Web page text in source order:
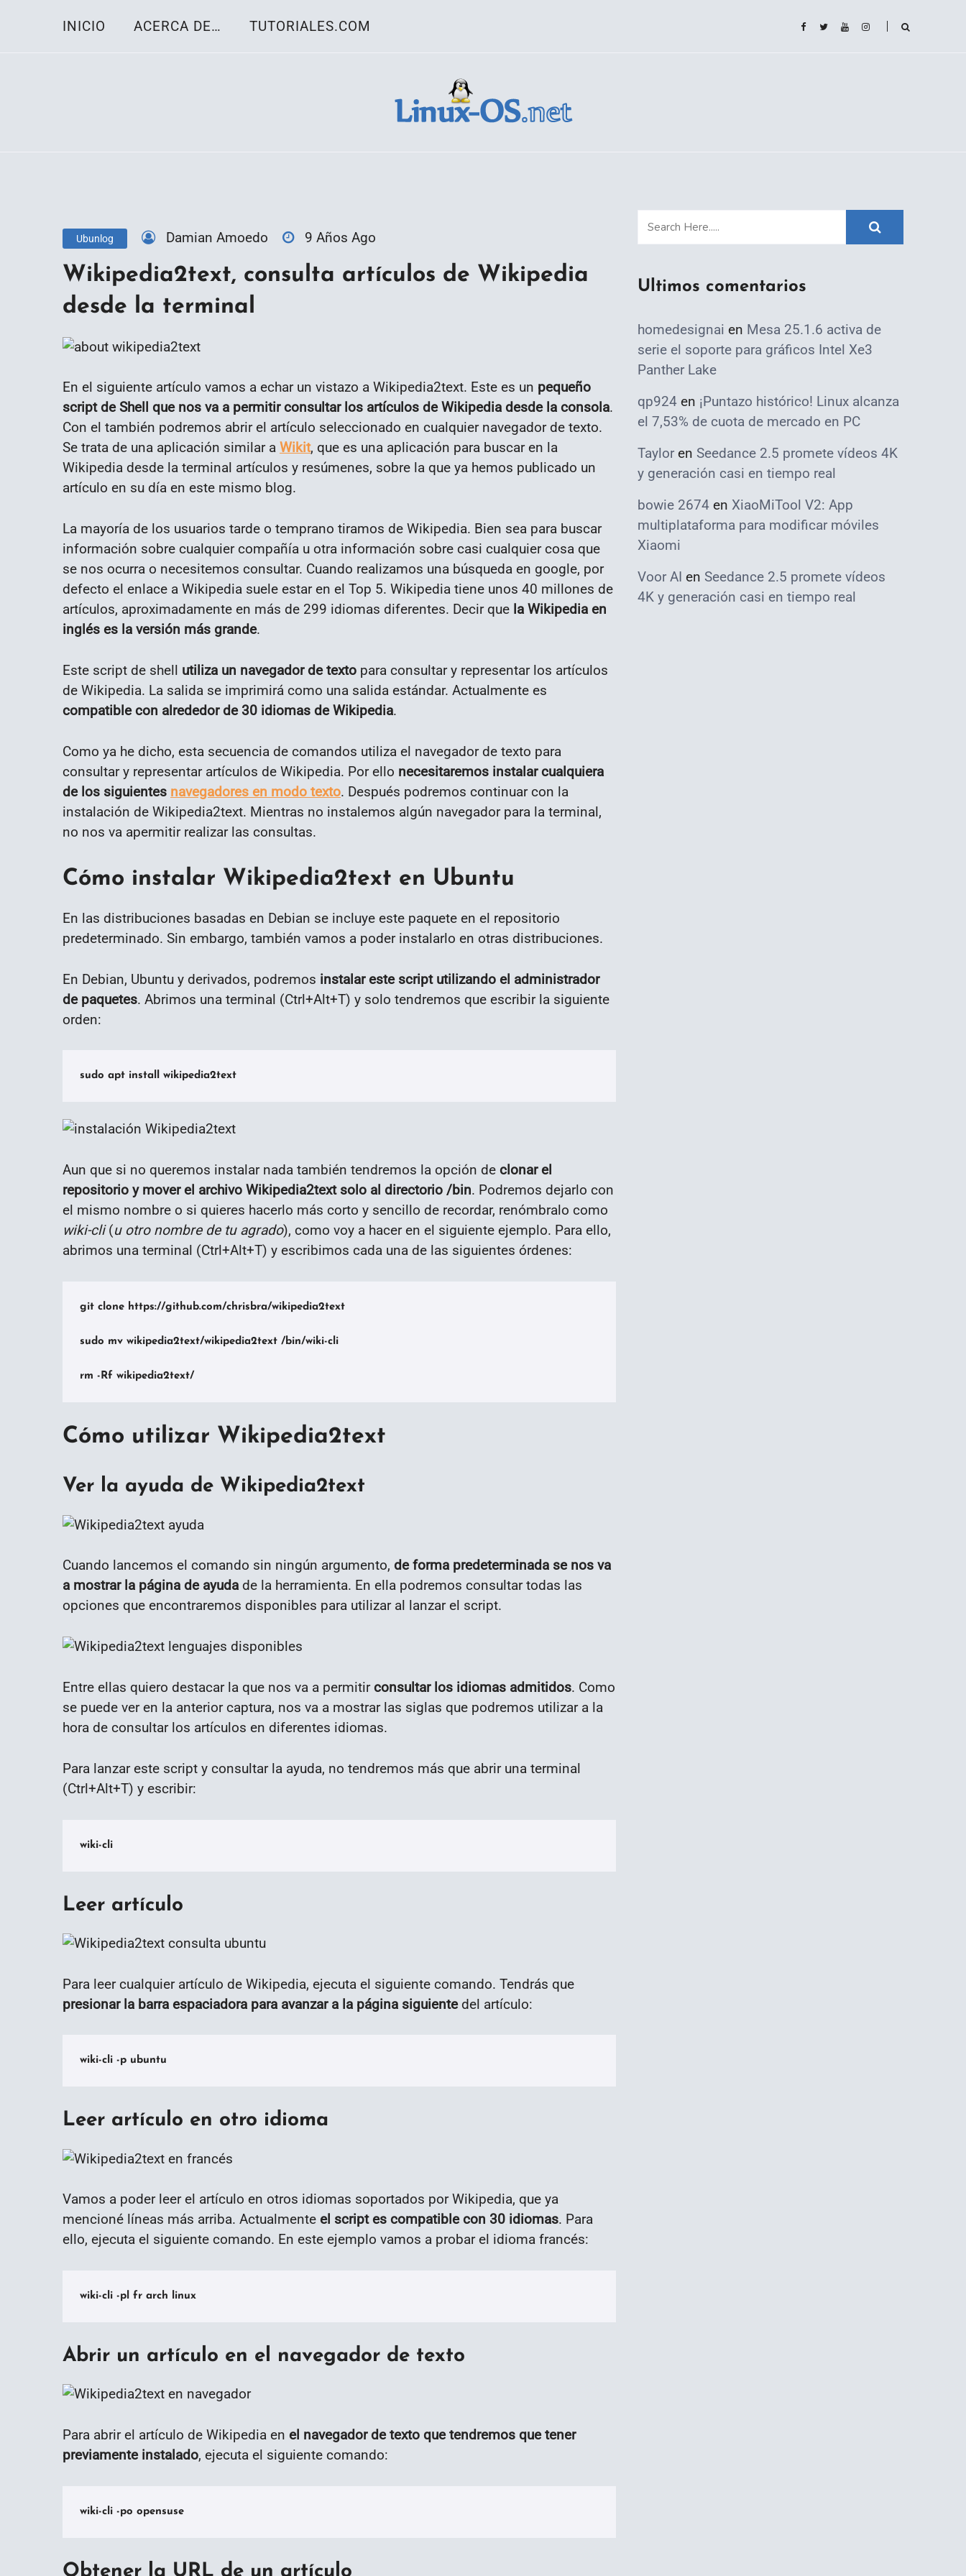
INICIO ACERCA DE… TUTORIALES.COM
Ubunlog Damian Amoedo 9 Años Ago
Wikipedia2text, consulta artículos de Wikipedia
desde la terminal
En el siguiente artículo vamos a echar un vistazo a Wikipedia2text. Este es un pequeño
script de Shell que nos va a permitir consultar los artículos de Wikipedia desde la consola.
Con el también podremos abrir el artículo seleccionado en cualquier navegador de texto.
Se trata de una aplicación similar a Wikit, que es una aplicación para buscar en la
Wikipedia desde la terminal artículos y resúmenes, sobre la que ya hemos publicado un
artículo en su día en este mismo blog.
La mayoría de los usuarios tarde o temprano tiramos de Wikipedia. Bien sea para buscar
información sobre cualquier compañía u otra información sobre casi cualquier cosa que
se nos ocurra o necesitemos consultar. Cuando realizamos una búsqueda en google, por
defecto el enlace a Wikipedia suele estar en el Top 5. Wikipedia tiene unos 40 millones de
artículos, aproximadamente en más de 299 idiomas diferentes. Decir que la Wikipedia en
inglés es la versión más grande.
Este script de shell utiliza un navegador de texto para consultar y representar los artículos
de Wikipedia. La salida se imprimirá como una salida estándar. Actualmente es
compatible con alrededor de 30 idiomas de Wikipedia.
Como ya he dicho, esta secuencia de comandos utiliza el navegador de texto para
consultar y representar artículos de Wikipedia. Por ello necesitaremos instalar cualquiera
de los siguientes navegadores en modo texto. Después podremos continuar con la
instalación de Wikipedia2text. Mientras no instalemos algún navegador para la terminal,
no nos va apermitir realizar las consultas.
Cómo instalar Wikipedia2text en Ubuntu
En las distribuciones basadas en Debian se incluye este paquete en el repositorio
predeterminado. Sin embargo, también vamos a poder instalarlo en otras distribuciones.
En Debian, Ubuntu y derivados, podremos instalar este script utilizando el administrador
de paquetes. Abrimos una terminal (Ctrl+Alt+T) y solo tendremos que escribir la siguiente
orden:
sudo apt install wikipedia2text
Aun que si no queremos instalar nada también tendremos la opción de clonar el
repositorio y mover el archivo Wikipedia2text solo al directorio /bin. Podremos dejarlo con
el mismo nombre o si quieres hacerlo más corto y sencillo de recordar, renómbralo como
wiki-cli(u otro nombre de tu agrado), como voy a hacer en el siguiente ejemplo. Para ello,
abrimos una terminal (Ctrl+Alt+T) y escribimos cada una de las siguientes órdenes:
git clone https://github.com/chrisbra/wikipedia2text
sudo mv wikipedia2text/wikipedia2text /bin/wiki-cli
rm -Rf wikipedia2text/
Cómo utilizar Wikipedia2text
Ver la ayuda de Wikipedia2text
Cuando lancemos el comando sin ningún argumento, de forma predeterminada se nos va
a mostrar la página de ayuda de la herramienta. En ella podremos consultar todas las
opciones que encontraremos disponibles para utilizar al lanzar el script.
Entre ellas quiero destacar la que nos va a permitirconsultar los idiomas admitidos. Como
se puede ver en la anterior captura, nos va a mostrar las siglas que podremos utilizar a la
hora de consultar los artículos en diferentes idiomas.
Para lanzar este script y consultar la ayuda, no tendremos más que abrir una terminal
(Ctrl+Alt+T) y escribir:
wiki-cli
Leer artículo
Para leer cualquier artículo de Wikipedia, ejecuta el siguiente comando. Tendrás que
presionar la barra espaciadora para avanzar a la página siguientedel artículo:
wiki-cli -p ubuntu
Leer artículo en otro idioma
Vamos a poder leer el artículo en otros idiomas soportados por Wikipedia, que ya
mencioné líneas más arriba. Actualmente el script es compatible con 30 idiomas. Para
ello, ejecuta el siguiente comando. En este ejemplo vamos a probar el idioma francés:
wiki-cli -pl fr arch linux
Abrir un artículo en el navegador de texto
Para abrir el artículo de Wikipedia en el navegador de texto que tendremos que tener
previamente instalado, ejecuta el siguiente comando:
wiki-cli -po opensuse
Obtener la URL de un artículo
Ultimos comentarios
homedesignai en Mesa 25.1.6 activa de
serie el soporte para gráficos Intel Xe3
Panther Lake
qp924 en ¡Puntazo histórico! Linux alcanza
el 7,53% de cuota de mercado en PC
Taylor en Seedance 2.5 promete vídeos 4K
y generación casi en tiempo real
bowie 2674 en XiaoMiTool V2: App
multiplataforma para modificar móviles
Xiaomi
Voor AI en Seedance 2.5 promete vídeos
4K y generación casi en tiempo real